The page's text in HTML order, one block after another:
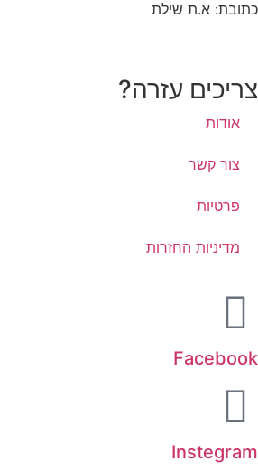
כתובת: א.ת שילת
צריכים עזרה?
אודות
צור קשר
פרטיות
מדיניות החזרות
Facebook
Instegram